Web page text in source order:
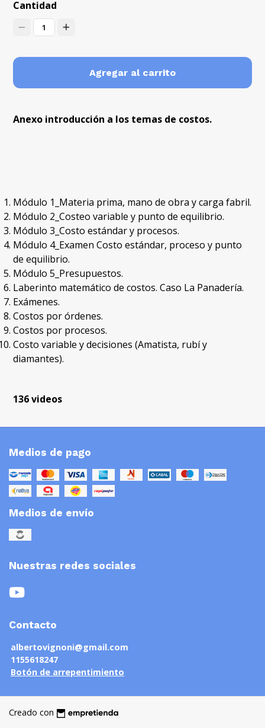
Cantidad
1
Agregar al carrito
Anexo introducción a los temas de costos.
Módulo 1_Materia prima, mano de obra y carga fabril.
Módulo 2_Costeo variable y punto de equilibrio.
Módulo 3_Costo estándar y procesos.
Módulo 4_Examen Costo estándar, proceso y punto
de equilibrio.
Módulo 5_Presupuestos.
Laberinto matemático de costos. Caso La Panadería.
Exámenes.
Costos por órdenes.
Costos por procesos.
Costo variable y decisiones (Amatista, rubí y
diamantes).
136 videos
Medios de pago
Medios de envío
Nuestras redes sociales
Contacto
albertovignoni@gmail.com
1155618247
Botón de arrepentimiento
Creado con